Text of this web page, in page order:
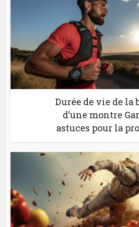
Durée de vie de la
d’une montre
astuces pour la